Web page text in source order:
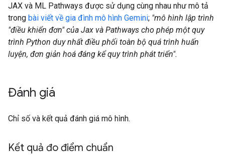
JAX và ML Pathways được sử dụng cùng nhau như mô tả
trong bài viết về gia đình mô hình Gemini; "mô hình lập trình
"điều khiển đơn" của Jax và Pathways cho phép một quy
trình Python duy nhất điều phối toàn bộ quá trình huấn
luyện, đơn giản hoá đáng kể quy trình phát triển".
Đánh giá
Chỉ số và kết quả đánh giá mô hình.
Kết quả đo điểm chuẩn